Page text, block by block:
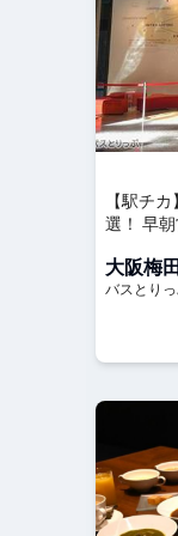
【駅チ
選！ 早
大阪梅
バスとり